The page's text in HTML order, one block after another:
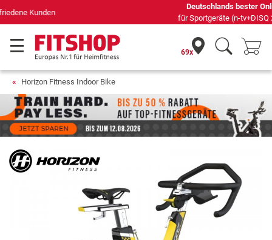
Deutschlands bester Online-Shop
für Sportgeräte (n-tv+DISQ 2016-2024)
69x
Horizon Fitness Indoor Bike